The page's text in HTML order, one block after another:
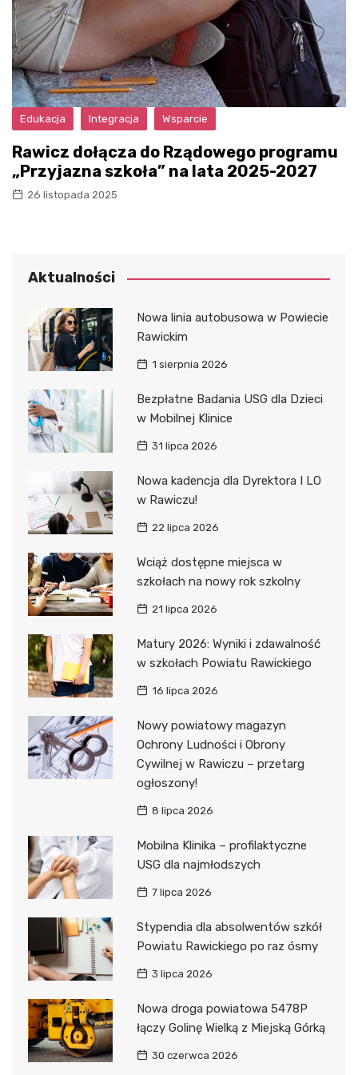
Edukacja Integracja Wsparcie
Rawicz dołącza do Rządowego programu
„Przyjazna szkoła” na lata 2025-2027
26 listopada 2025
Aktualności
Nowa linia autobusowa w Powiecie
Rawickim
1 sierpnia 2026
Bezpłatne Badania USG dla Dzieci
w Mobilnej Klinice
31 lipca 2026
Nowa kadencja dla Dyrektora I LO
w Rawiczu!
22 lipca 2026
Wciąż dostępne miejsca w
szkołach na nowy rok szkolny
21 lipca 2026
Matury 2026: Wyniki i zdawalność
w szkołach Powiatu Rawickiego
16 lipca 2026
Nowy powiatowy magazyn
Ochrony Ludności i Obrony
Cywilnej w Rawiczu – przetarg
ogłoszony!
8 lipca 2026
Mobilna Klinika – profilaktyczne
USG dla najmłodszych
7 lipca 2026
Stypendia dla absolwentów szkół
Powiatu Rawickiego po raz ósmy
3 lipca 2026
Nowa droga powiatowa 5478P
łączy Golinę Wielką z Miejską Górką
30 czerwca 2026